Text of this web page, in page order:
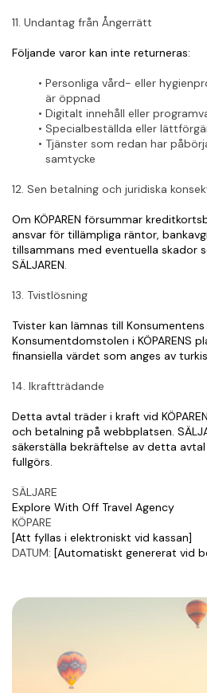
11. Undantag från Ångerrätt
Följande varor kan inte returneras:
Personliga vård- eller
är öppnad
Digitalt innehåll eller
Specialbeställda eller
Tjänster som redan har
samtycke
12. Sen betalning och juridiska
Om KÖPAREN försummar
ansvar för tillämpliga räntor,
tillsammans med eventuella skador
SÄLJAREN.
13. Tvistlösning
Tvister kan lämnas till
Konsumentdomstolen i KÖPARENS
finansiella värdet som anges av
14. Ikraftträdande
Detta avtal träder i kraft vid
och betalning på webbplatsen.
säkerställa bekräftelse av detta
fullgörs.
SÄLJARE
Explore With Off Travel Agency
KÖPARE
[Att fyllas i elektroniskt vid kassan]
DATUM: [Automatiskt genererat vid